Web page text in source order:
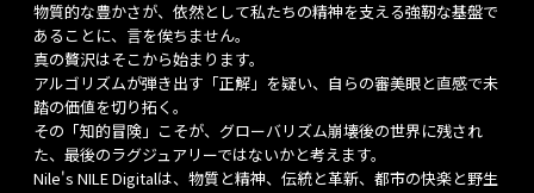
物質的な豊かさが、依然として私たちの精神を支える強靭な基盤で
あることに、言を俟ちません。
真の贅沢はそこから始まります。
アルゴリズムが弾き出す「正解」を疑い、自らの審美眼と直感で未
踏の価値を切り拓く。
その「知的冒険」こそが、グローバリズム崩壊後の世界に残され
た、最後のラグジュアリーではないかと考えます。
Nile's NILE Digitalは、物質と精神、伝統と革新、都市の快楽と野生